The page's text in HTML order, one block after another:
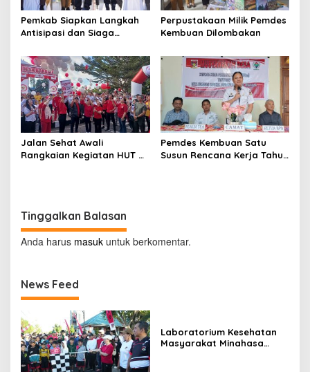
Pemkab Siapkan Langkah
Antisipasi dan Siaga
Minahasa
Perpustakaan Milik Pemdes
Kembuan Dilombakan
Jalan Sehat Awali
Rangkaian Kegiatan HUT RI
Pemdes Kembuan Satu
Susun Rencana Kerja Tahun
Tinggalkan Balasan
Anda harus masuk untuk berkomentar.
News Feed
Laboratorium Kesehatan
Masyarakat Minahasa